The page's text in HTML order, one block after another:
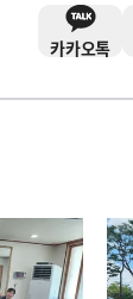
카카오톡